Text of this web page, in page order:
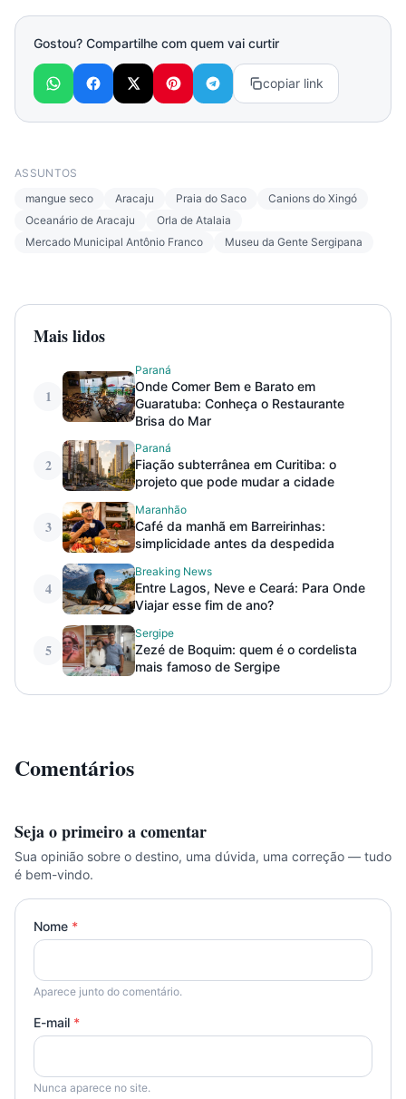
Gostou? Compartilhe com quem vai curtir
copiar link
ASSUNTOS
mangue seco
Aracaju Praia do Saco
Canions do Xingó
Oceanário de Aracaju
Orla de Atalaia
Mercado Municipal Antônio Franco
Museu da Gente Sergipana
Mais lidos
1
Paraná
Onde Comer Bem e Barato em
Guaratuba: Conheça o Restaurante
Brisa do Mar
2
Paraná
Fiação subterrânea em Curitiba: o
projeto que pode mudar a cidade
3
Maranhão
Café da manhã em Barreirinhas:
simplicidade antes da despedida
4
Breaking News
Entre Lagos, Neve e Ceará: Para Onde
Viajar esse fim de ano?
5
Sergipe
Zezé de Boquim: quem é o cordelista
mais famoso de Sergipe
Comentários
Seja o primeiro a comentar
Sua opinião sobre o destino, uma dúvida, uma correção — tudo
é bem-vindo.
Nome *
Aparece junto do comentário.
E-mail *
Nunca aparece no site.